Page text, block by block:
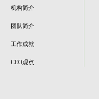
机构简介
团队简介
工作成就
CEO观点